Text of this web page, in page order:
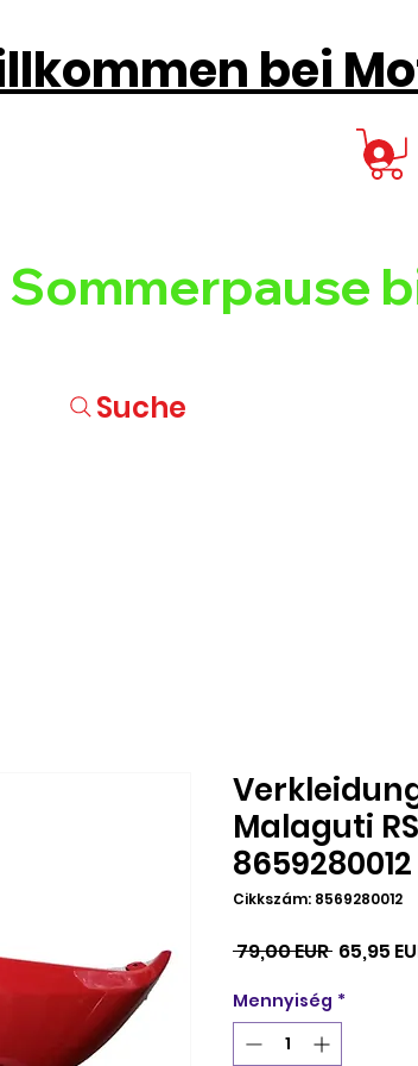
bei
Suche
Malaguti
8659280012
Cikkszám: 8569280012
79,00 EUR 65,95
Mennyiség *